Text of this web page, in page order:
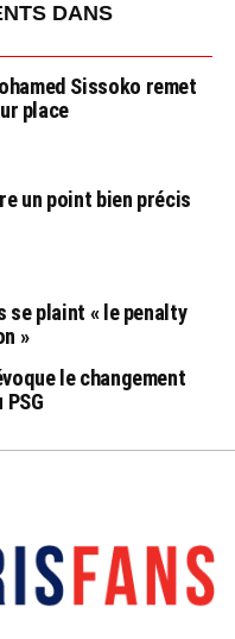
DANS
Sissoko remet
place
un point bien précis
se plaint « le penalty
»
le changement
PSG